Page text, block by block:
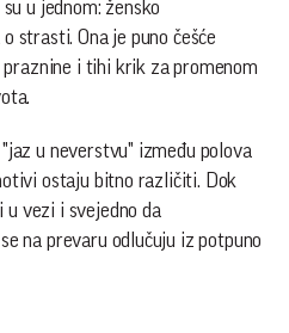
u jednom: žensko
strasti. Ona je puno češće
i tihi krik za promenom
u neverstvu" između polova
ostaju bitno različiti. Dok
u vezi i svejedno da
na prevaru odlučuju iz potpuno